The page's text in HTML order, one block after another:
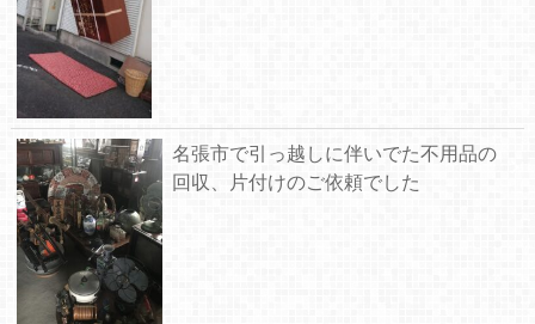
名張市で引っ越しに伴いでた不用品の
回収、片付けのご依頼でした